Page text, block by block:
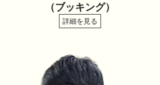
​（ブッキング）
詳細を見る